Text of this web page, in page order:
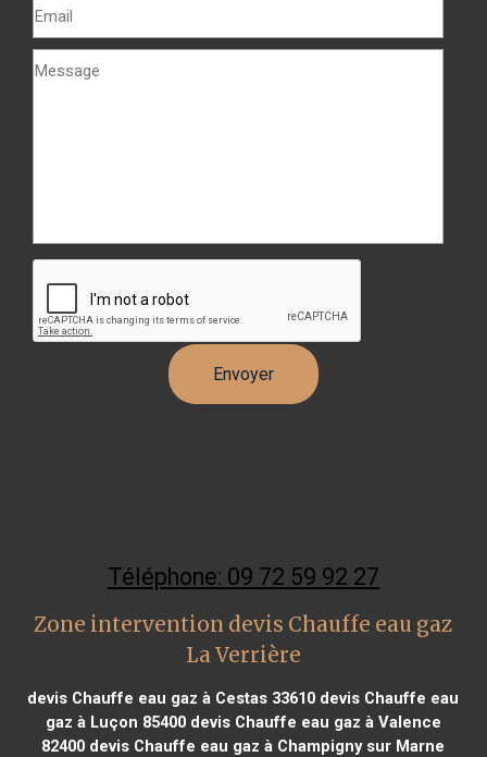
Téléphone: 09 72 59 92 27
Zone intervention devis Chauffe eau gaz
La Verrière
devis Chauffe eau gaz à Cestas 33610 devis Chauffe eau
gaz à Luçon 85400devis Chauffe eau gaz à Valence
82400 devis Chauffe eau gaz à Champigny sur Marne